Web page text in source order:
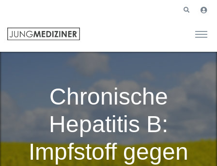
Chronische
Hepatitis B:
Impfstoff gegen